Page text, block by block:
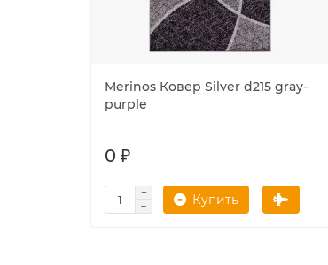
Merinos Ковер Silver d215 gray-
purple
0 ₽
Купить